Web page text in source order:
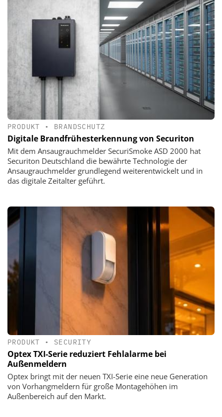
PRODUKT • BRANDSCHUTZ
Digitale Brandfrühesterkennung von Securiton
Mit dem Ansaugrauchmelder SecuriSmoke ASD 2000 hat
Securiton Deutschland die bewährte Technologie der
Ansaugrauchmelder grundlegend weiterentwickelt und in
das digitale Zeitalter geführt.
PRODUKT • SECURITY
Optex TXI-Serie reduziert Fehlalarme bei
Außenmeldern
Optex bringt mit der neuen TXI-Serie eine neue Generation
von Vorhangmeldern für große Montagehöhen im
Außenbereich auf den Markt.